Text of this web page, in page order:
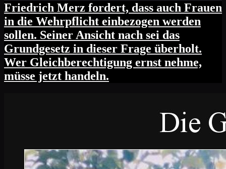
Friedrich Merz fordert, dass auch Frauen
in die Wehrpflicht einbezogen werden
sollen. Seiner Ansicht nach sei das
Grundgesetz in dieser Frage überholt.
Wer Gleichberechtigung ernst nehme,
müsse jetzt handeln.